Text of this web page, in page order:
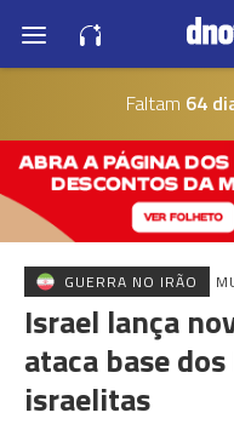
Faltam 64
GUERRA NO IRÃO
Israel lança
ataca base
israelitas